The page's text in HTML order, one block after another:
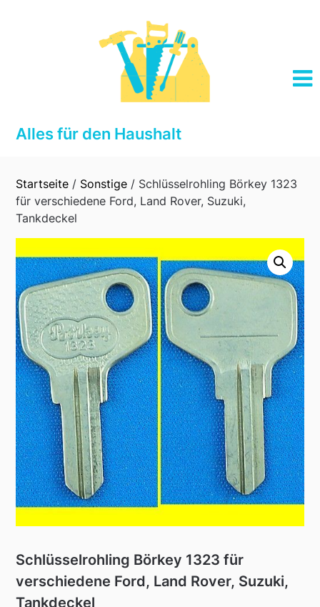
Alles für den Haushalt
Startseite / Sonstige / Schlüsselrohling Börkey 1323
für verschiedene Ford, Land Rover, Suzuki,
Tankdeckel
Schlüsselrohling Börkey 1323 für
verschiedene Ford, Land Rover, Suzuki,
Tankdeckel